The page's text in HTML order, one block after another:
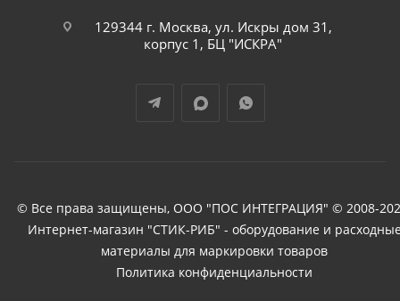
129344 г. Москва, ул. Искры дом 31,
корпус 1, БЦ "ИСКРА"
© Все права защищены, ООО "ПОС ИНТЕГРАЦИЯ" © 2008-
Интернет-магазин "СТИК-РИБ" - оборудование и
материалы для маркировки товаров
Политика конфиденциальности